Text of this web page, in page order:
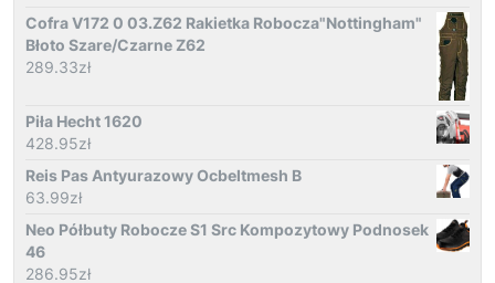
Cofra V172 0 03.Z62 Rakietka Robocza"Nottingham"
Błoto Szare/Czarne Z62
289.33zł
Piła Hecht 1620
428.95zł
Reis Pas Antyurazowy Ocbeltmesh B
63.99zł
Neo Półbuty Robocze S1 Src Kompozytowy Podnosek
46
286.95zł